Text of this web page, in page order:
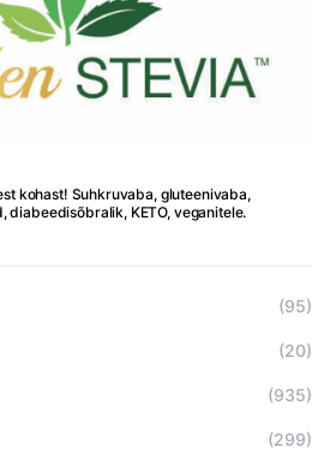
kohast! Suhkruvaba, gluteenivaba,
diabeedisõbralik, KETO, veganitele.
(95)
(20)
(935)
(299)